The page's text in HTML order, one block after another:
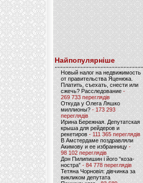
Найпопулярніше
Новый налог на недвижимость
от правительства Яценюка.
Платить, съехать, снести или
сжечь? Расследование-
269 733 переглядів
Откуда у Олега Ляшко
миллионы? - 173 293
переглядів
Ирина Бережная. Депутатская
крыша для рейдеров и
рекетиров - 111 365 переглядів
В Амстердаме поздравляли
Акимову и ее избранницу -
98 102 переглядів
Дон Пилипишин і його “коза-
ностра” - 84 778 переглядів
Тетяна Чорновіл: дівчинка за
викликом депутата